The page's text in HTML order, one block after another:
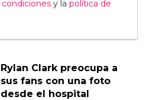
y la política de
Rylan Clark preocupa a
sus fans con una foto
desde el hospital